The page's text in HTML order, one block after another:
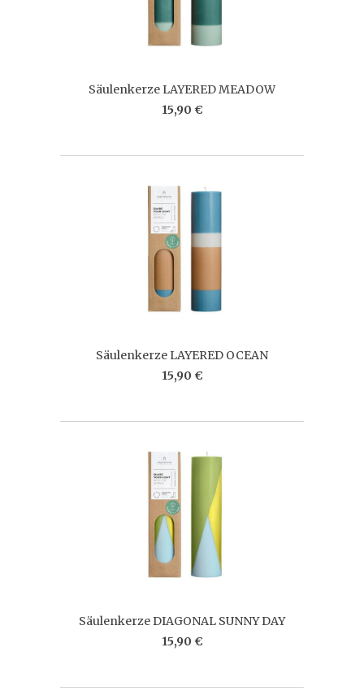
Säulenkerze LAYERED MEADOW
15,90 €
Säulenkerze LAYERED OCEAN
15,90 €
Säulenkerze DIAGONAL SUNNY DAY
15,90 €